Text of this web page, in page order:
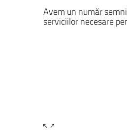
Avem un număr
serviciilor necesare